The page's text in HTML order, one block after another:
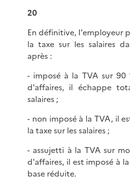
20
En définitive, I'employeur
la taxe sur les salaires
après :
- imposé à la TVA sur
d'affaires, il échappe
salaires ;
- non imposé à la TVA, il
la taxe sur les salaires ;
- assujetti à la TVA sur
d'affaires, il est imposé à
base réduite.